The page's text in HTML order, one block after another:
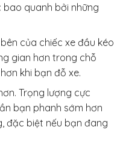
quanh bởi những
của chiếc xe đầu kéo
gian hơn trong chỗ
khi bạn đỗ xe.
Trọng lượng cực
bạn phanh sớm hơn
đặc biệt nếu bạn đang